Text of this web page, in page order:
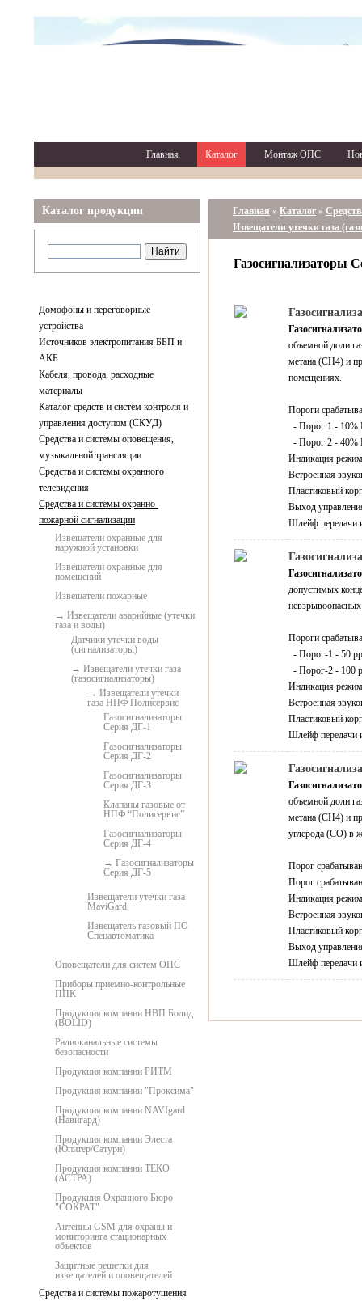
Главная Каталог Монтаж ОПС
Каталог продукции
Домофоны и переговорные
устройства
Источников электропитания ББП и
АКБ
Кабеля, провода, расходные
материалы
Каталог средств и систем контроля и
управления доступом (СКУД)
Средства и системы оповещения,
музыкальной трансляции
Средства и системы охранного
телевидения
Средства и системы охранно-
пожарной сигнализации
Извещатели охранные для
наружной установки
Извещатели охранные для
помещений
Извещатели пожарные
Извещатели аварийные (утечки
газа и воды)
Датчики утечки воды
(сигнализаторы)
Извещатели утечки газа
(газосигнализаторы)
Извещатели утечки
газа НПФ Полисервис
Газосигнализаторы
Серия ДГ-1
Газосигнализаторы
Серия ДГ-2
Газосигнализаторы
Серия ДГ-3
Клапаны газовые от
НПФ “Полисервис”
Газосигнализаторы
Серия ДГ-4
Газосигнализаторы
Серия ДГ-5
Извещатели утечки газа
MaviGard
Извещатель газовый ПО
Спецавтоматика
Оповещатели для систем ОПС
Приборы приемно-контрольные
ППК
Продукция компании НВП Болид
(BOLID)
Радиоканальные системы
безопасности
Продукция компании РИТМ
Продукция компании "Проксима"
Продукция компании NAVIgard
(Навигард)
Продукция компании Элеста
(Юпитер/Сатурн)
Продукция компании ТЕКО
(АСТРА)
Продукция Охранного Бюро
"СОКРАТ"
Антенны GSM для охраны и
мониторинга стационарных
объектов
Защитные решетки для
извещателей и оповещателей
Средства и системы пожаротушения
Главная » Каталог »
Извещатели утечки газа
Газосигнализаторы
объемной доли
метана (CH4) и
помещениях.
Пороги
- Порог 1 -
- Порог 2 -
Индикация
Встроенная
Пластиковый
Выход
Шлейф передачи
допустимых
Пороги
- Порог-1 - 50
- Порог-2 - 100
Индикация
Встроенная
Пластиковый
Шлейф передачи
объемной доли
метана (CH4) и
углерода (СО) в
Порог
Порог
Индикация
Встроенная
Пластиковый
Выход
Шлейф передачи